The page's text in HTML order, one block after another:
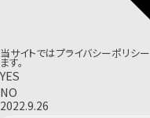
当サイトではプライバシーポリシー
ます。
YES
NO
2022.9.26